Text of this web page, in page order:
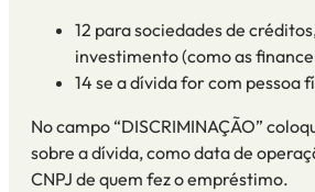
12 para sociedades de
investimento (como as
14 se a dívida forcom pessoa
No campo “DISCRIMINAÇÃO”
sobre a dívida, como data de
CNPJ de quem fez o empréstimo.